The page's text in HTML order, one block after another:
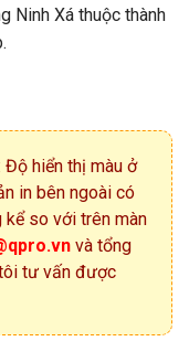
Ninh Xá thuộc thành
Độ hiển thị màu ở
in bên ngoài có
kể so với trên màn
và tổng
tư vấn được